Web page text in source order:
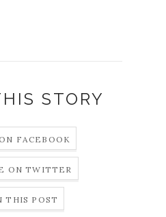
STORY
FACEBOOK
ON TWITTER
THIS POST